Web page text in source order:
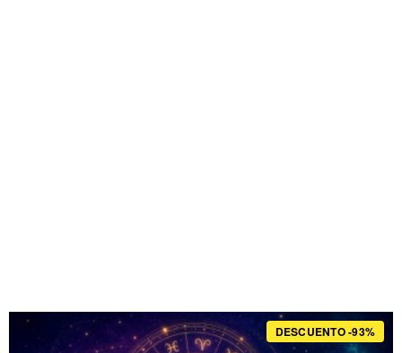
DESCUENTO -93%